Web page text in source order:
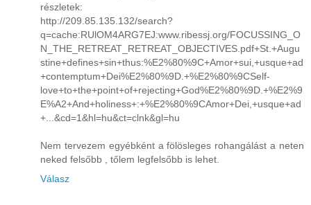
részletek:
http://209.85.135.132/search?
q=cache:RUlOM4ARG7EJ:www.ribessj.org/FOCUSSING_O
N_THE_RETREAT_RETREAT_OBJECTIVES.pdf+St.+Augu
stine+defines+sin+thus:%E2%80%9C+Amor+sui,+usque+ad
+contemptum+Dei%E2%80%9D.+%E2%80%9CSelf-
love+to+the+point+of+rejecting+God%E2%80%9D.+%E2%9
E%A2+And+holiness+:+%E2%80%9CAmor+Dei,+usque+ad
+...&cd=1&hl=hu&ct=clnk&gl=hu
Nem tervezem egyébként a fölösleges rohangálást a neten
neked felsőbb , tőlem legfelsőbb is lehet.
Válasz